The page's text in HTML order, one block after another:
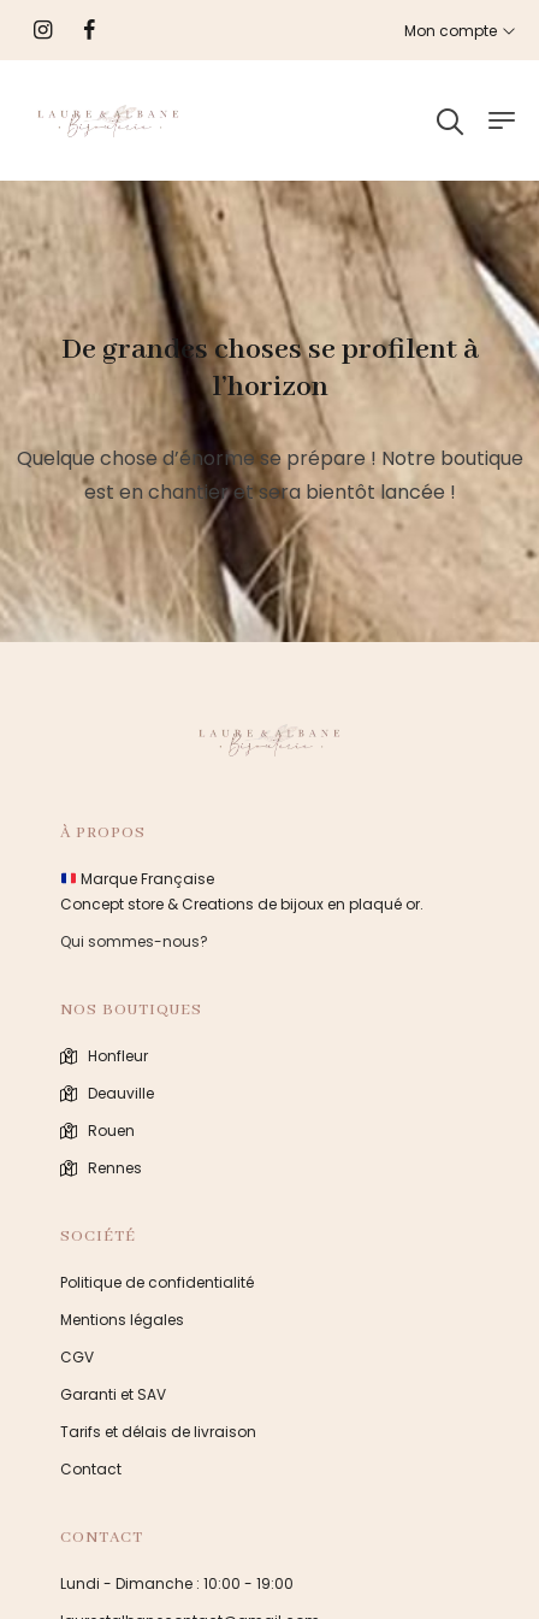
Mon compte
De grandes choses se profilent à
l’horizon
Quelque chose d’énorme se prépare ! Notre boutique
est en chantier et sera bientôt lancée !
À PROPOS
Marque Française
Concept store & Creations de bijoux en plaqué or.
Qui sommes-nous?
NOS BOUTIQUES
Honfleur
Deauville
Rouen
Rennes
SOCIÉTÉ
Politique de confidentialité
Mentions légales
CGV
Garanti et SAV
Tarifs et délais de livraison
Contact
CONTACT
Lundi - Dimanche : 10:00 - 19:00